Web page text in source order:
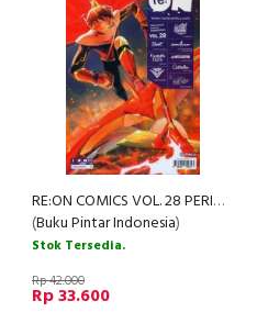
RE:ON COMICS VOL. 28 PERIODICAL COMICS COMPILATION
(Buku Pintar Indonesia)
Stok Tersedia.
Rp 42.000
Rp 33.600